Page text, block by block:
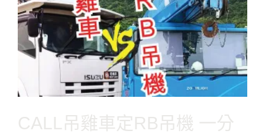
CALL吊雞車定RB吊機 一分